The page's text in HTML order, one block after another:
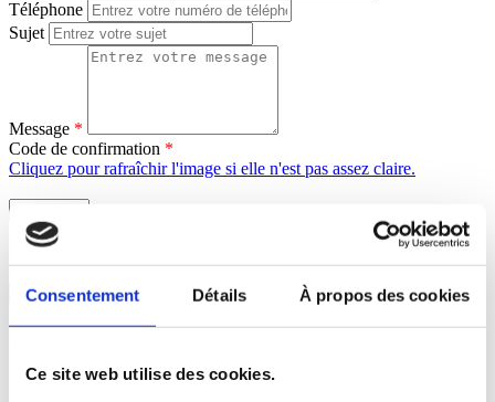
Consentement Détails À propos des cookies
Ce site web utilise des cookies.
Téléphone
Sujet
Message *
Code de confirmation *
Cliquez pour rafraîchir l'image si elle n'est pas assez claire.
Entrer des lettres à inclure dans l'image
Le code est sensible à la casse
Le maximum d'essais autorisés est : 10
Envoyer
Nos offres d'emplois